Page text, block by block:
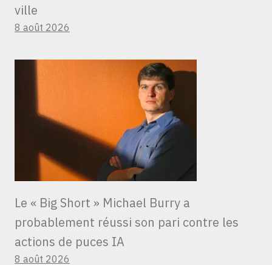
ville
8 août 2026
Le « Big Short » Michael Burry a
probablement réussi son pari contre les
actions de puces IA
8 août 2026